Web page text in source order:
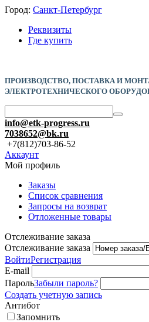
Город: Санкт-Петербург
Реквизиты
Где купить
ПРОИЗВОДСТВО, ПОСТАВКА И
ЭЛЕКТРОТЕХНИЧЕСКОГО
info@etk-progress.ru
7038652@bk.ru
+7(812)703-86-52
Аккаунт
Мой профиль
Заказы
Список сравнения
Запросы на возврат
Отложенные товары
Отслеживание заказа
Отслеживание заказа
ВойтиРегистрация
E-mail
ПарольЗабыли пароль?
Создать учетную запись
Антибот
Запомнить